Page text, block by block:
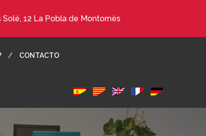
Solé, 12 La Pobla de Montornès
CONTACTO